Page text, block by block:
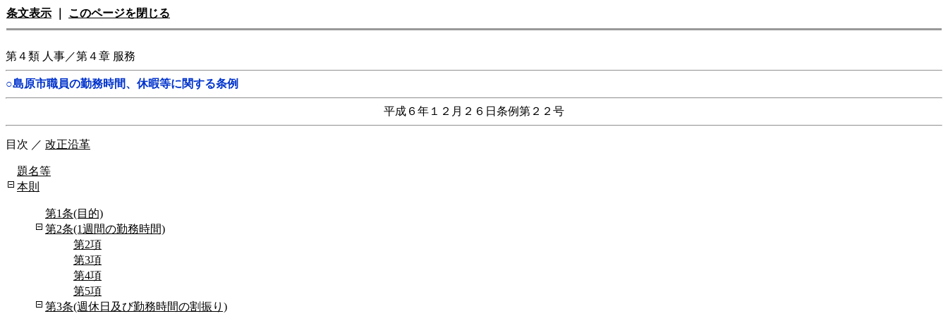
条文表示 このページを閉じる
第４類 人事／第４章 服務
○島原市職員の勤務時間、休暇等に関する条例
平成６年１２月２６日条例第２２号
目次 ／ 改正沿革
題名等
本則
第1条(目的)
第2条(1週間の勤務時間)
第2項
第3項
第4項
第5項
第3条(週休日及び勤務時間の割振り)